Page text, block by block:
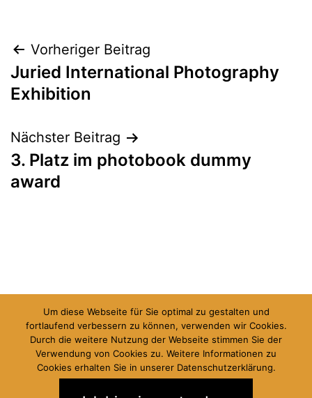
Beitragsnavigation
Vorheriger Beitrag
Juried International Photography
Exhibition
Nächster Beitrag
3. Platz im photobook dummy
award
blog works cv booklets
impressum + datenschutz
Um diese Webseite für Sie optimal zu gestalten und
fortlaufend verbessern zu können, verwenden wir Cookies.
Durch die weitere Nutzung der Webseite stimmen Sie der
Verwendung von Cookies zu. Weitere Informationen zu
Cookies erhalten Sie in unserer Datenschutzerklärung.